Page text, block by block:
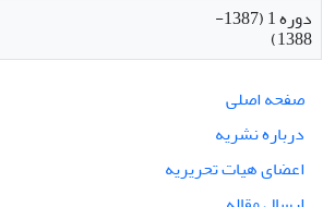
دوره 1 (1387-
1388)
صفحه اصلی
درباره نشریه
اعضای هیات تحریریه